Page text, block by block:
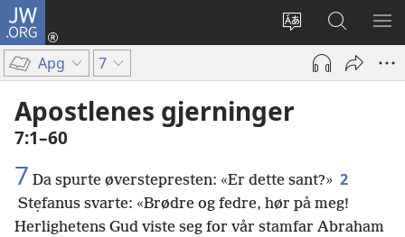
JW.ORG
Endre
språk
Logg
inn
(åpner
Søk
på
JW.ORG
VIS
Apg 7
Apostlenes gjerninger
7:1–60
7 Da spurte øverstepresten: «Er dette sant?» 2
Stẹfanus svarte: «Brødre og fedre, hør på meg!
Herlighetens Gud viste seg for vår stamfar Abraham